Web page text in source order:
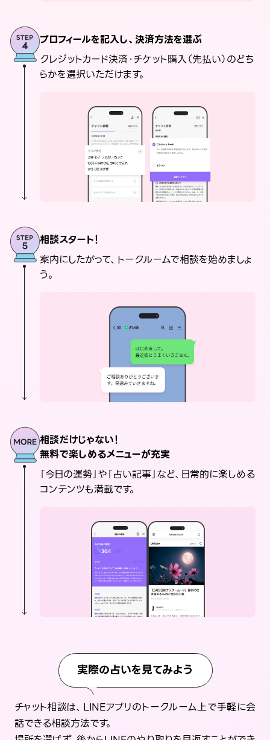
プロフィールを記入し、決済方法を選ぶ
クレジットカード決済・チケット購入（先払い）のどち
らかを選択いただけます。
相談スタート！
案内にしたがって、トークルームで相談を始めましょ
う。
相談だけじゃない！
無料で楽しめるメニューが充実
「今日の運勢」や「占い記事」など、日常的に楽しめる
コンテンツも満載です。
実際の占いを見てみよう
チャット相談は、LINEアプリのトークルーム上で手軽に会
話できる相談方法です。